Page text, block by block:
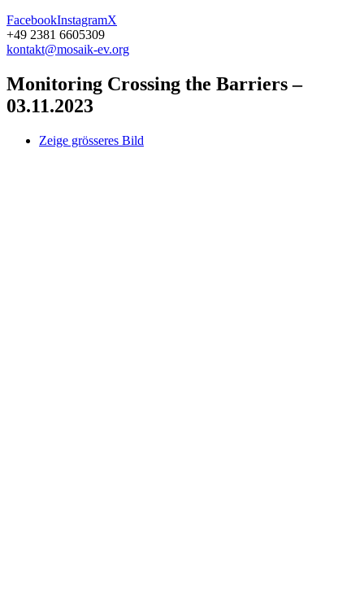
FacebookInstagramX
+49 2381 6605309
kontakt@mosaik-ev.org
Monitoring Crossing the Barriers –
03.11.2023
Zeige grösseres Bild